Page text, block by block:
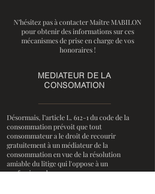
N’hésitez pas à contacter Maître MABILON
pour obtenir des informations sur ces
mécanismes de prise en charge de vos
honoraires !
MEDIATEUR DE LA
CONSOMATION
Désormais, l’article L. 612-1 du code de la
consommation prévoit que tout
consommateur a le droit de recourir
gratuitement à un médiateur de la
consommation en vue de la résolution
amiable du litige qui l'oppose à un
professionnel.